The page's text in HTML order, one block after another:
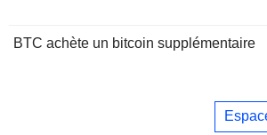
BTC achète un bitcoin supplémentaire